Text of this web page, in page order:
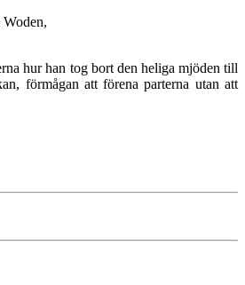
hur han tog bort den heliga mjöden till
förmågan att förena parterna utan att